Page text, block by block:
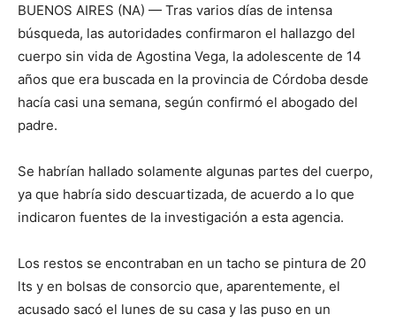
BUENOS AIRES (NA) — Tras varios días de intensa
búsqueda, las autoridades confirmaron el hallazgo del
cuerpo sin vida de Agostina Vega, la adolescente de 14
años que era buscada en la provincia de Córdoba desde
hacía casi una semana, según confirmó el abogado del
padre.
Se habrían hallado solamente algunas partes del cuerpo,
ya que habría sido descuartizada, de acuerdo a lo que
indicaron fuentes de la investigación a esta agencia.
Los restos se encontraban en un tacho se pintura de 20
lts y en bolsas de consorcio que, aparentemente, el
acusado sacó el lunes de su casa y las puso en un